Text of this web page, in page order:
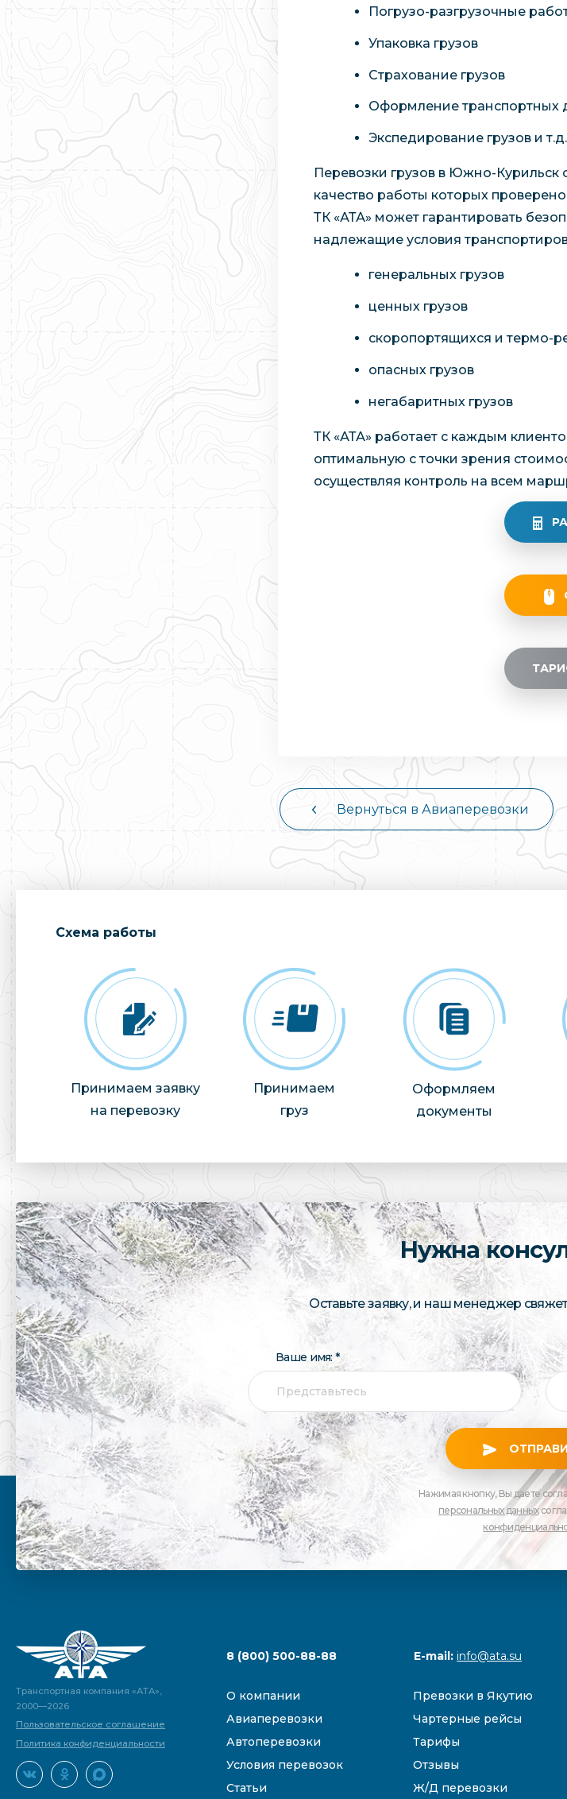
Погрузо-разгрузочные
Упаковка грузов
Страхование грузов
Оформление транспортных
Экспедирование грузов и т.д.
Перевозки грузов в Южно-
качество работы которых
ТК «АТА» может гарантировать
надлежащие условия
генеральных грузов
ценных грузов
скоропортящихся и термо-
опасных грузов
негабаритных грузов
ТК «АТА» работает с каждым
оптимальную с точки зрения
осуществляя контроль на всем
Вернуться в Авиаперевозки
Cхема работы
Принимаем заявку
на перевозку
Принимаем
груз
Оформляем
документы
Нужна
Оставьте заявку, и наш менеджер
Ваше имя: *
Нажимая кнопку, Вы даете
персональных данных
Транспортная компания «АТА»,
2000—2026
Пользовательское соглашение
Политика конфиденциальности
8 (800) 500-88-88 E-mail:info@ata.su
О компании
Превозки в Якутию
Авиаперевозки
Чартерные рейсы
Автоперевозки
Тарифы
Условия перевозок
Отзывы
Статьи
Ж/Д перевозки